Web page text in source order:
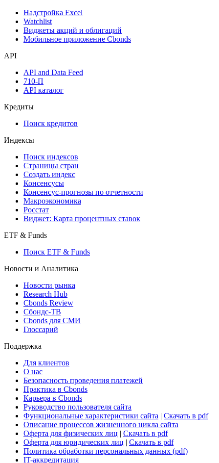
Календарь инвестора
Инструментарий
Мобильное приложение Cbonds
API
API and Data Feed
API каталог
Кредиты
Поиск кредитов
Индексы
Поиск индексов
Страницы стран
Создать индекс
Консенсусы
Макроэкономика
Виджет: Карта процентных ставок
ETF & Funds
Поиск ETF & Funds
Новости и Аналитика
Новости рынка
Research Hub
Сбондс-ТВ
Глоссарий
Поддержка
Для клиентов
О нас
Безопасность проведения платежей
Практика в Cbonds
Карьера в Cbonds
Руководство пользователя сайта
Функциональные характеристики сайта|Скачать в pdf
Описание процессов жизненного цикла сайта